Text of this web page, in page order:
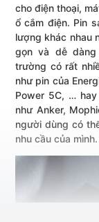
cho điện thoại,
ổ cắm điện. Pin
lượng khác nhau
gọn và dễ dàng
trường có rất
như pin của
Power 5C, …
như Anker,
người dùng có
nhu cầu của mình.